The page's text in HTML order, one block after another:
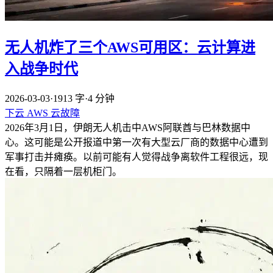
无人机炸了三个AWS可用区：云计算进
入战争时代
2026-03-03·1913 字·4 分钟
下云 AWS 云故障
2026年3月1日，伊朗无人机击中AWS阿联酋与巴林数据中
心。这可能是公开报道中第一次有大型云厂商的数据中心遭到
军事打击并瘫痪。以前可能有人觉得战争离软件工程很远，现
在看，只隔着一层机柜门。